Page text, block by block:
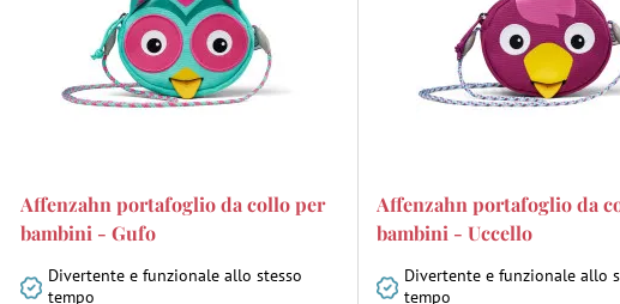
Affenzahn portafoglio da collo per
bambini - Gufo
Divertente e funzionale allo stesso
tempo
Affenzahn portafoglio da
bambini - Uccello
Divertente e funzionale allo
tempo